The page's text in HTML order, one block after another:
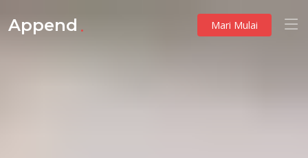
Append . Mari Mulai